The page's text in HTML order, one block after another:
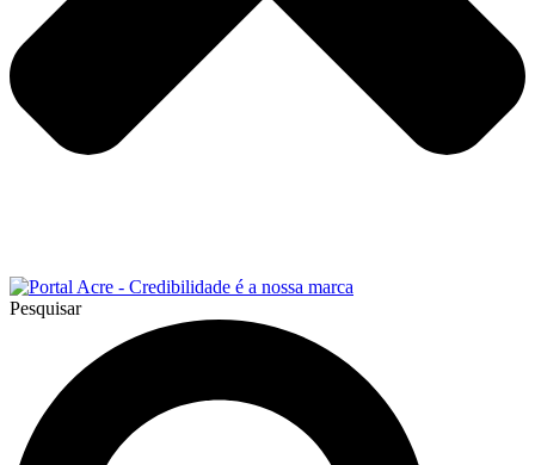
Pesquisar